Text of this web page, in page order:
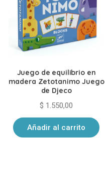
Juego de equilibrio en
madera Zetotanimo Juego
de Djeco
$ 1.550,00
Añadir al carrito